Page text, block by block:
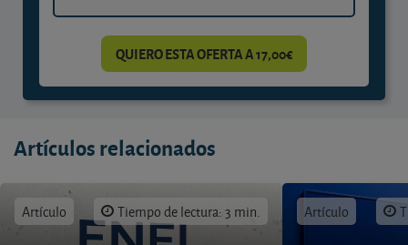
QUIERO ESTA OFERTA A 17,00€
Artículos relacionados
Artículo Tiempo de lectura: 3 min. Artículo